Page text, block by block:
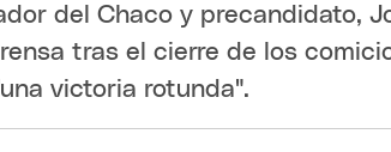
del Chaco y precandidato,
tras el cierre de los
victoria rotunda".